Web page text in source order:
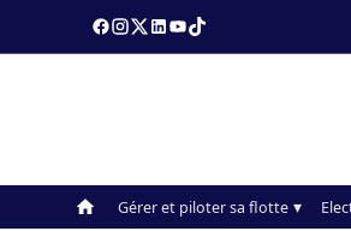
Gérer et piloter sa flotte